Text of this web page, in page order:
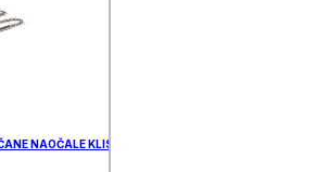
NAOČALE KLISAB